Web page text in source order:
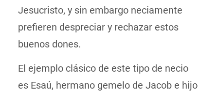
Jesucristo, y sin embargo neciamente
prefieren despreciar y rechazar estos
buenos dones.
El ejemplo clásico de este tipo de necio
es Esaú, hermano gemelo de Jacob e hijo